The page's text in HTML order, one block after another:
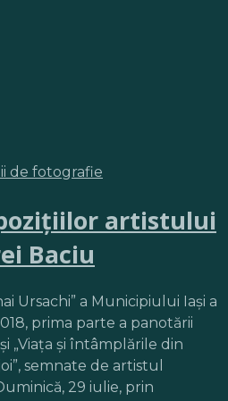
de fotografie
artistului
Baciu
Ursachi” a Municipiului Iaşi a
prima parte a panotării
„Viaţa şi întâmplările din
semnate de artistul
29 iulie, prin